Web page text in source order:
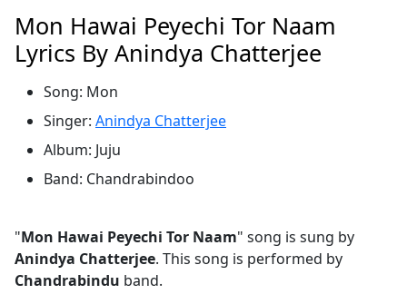
Mon Hawai Peyechi Tor Naam
Lyrics By Anindya Chatterjee
Song: Mon
Singer: Anindya Chatterjee
Album: Juju
Band: Chandrabindoo
"Mon Hawai Peyechi Tor Naam" song is sung by
Anindya Chatterjee. This song is performed by
Chandrabindu band.